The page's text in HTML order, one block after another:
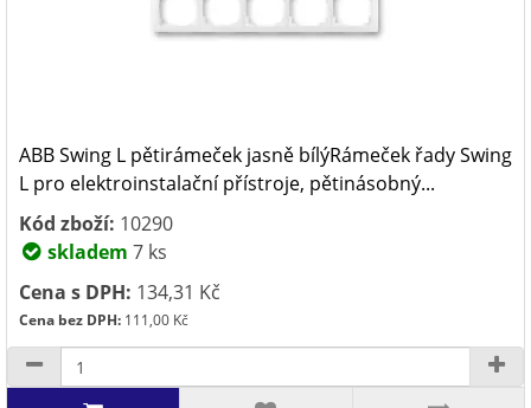
ABB Swing L pětirámeček jasně bílýRámeček řady Swing
L pro elektroinstalační přístroje, pětinásobný...
Kód zboží: 10290
skladem 7 ks
Cena s DPH: 134,31 Kč
Cena bez DPH: 111,00 Kč